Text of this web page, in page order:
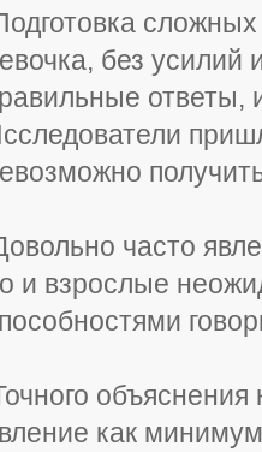
без усилий
ответы,
часто
и взрослые
объяснения
как